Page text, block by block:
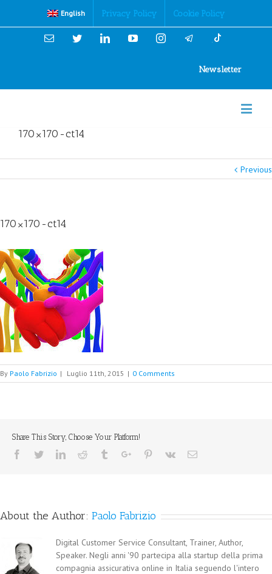
English Privacy Policy Cookie Policy
Email TwitterLinkedinYouTubeInstagram
Newsletter
170×170-ct14
Previous
170×170-ct14
By Paolo Fabrizio | Luglio 11th, 2015 | 0 Comments
Share This Story, Choose Your Platform!
Facebook
TwitterLinkedinReddit TumblrGoogle+Pinterest
Vk Email
About the Author: Paolo Fabrizio
Digital Customer Service Consultant, Trainer, Author,
Speaker. Negli anni '90 partecipa alla startup della prima
compagnia assicurativa online in Italia seguendo l'intero
Cookies Policy